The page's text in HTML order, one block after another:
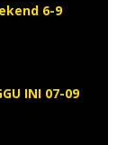
6-9
INI 07-09